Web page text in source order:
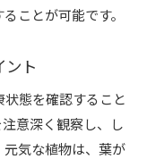
ことが可能です。
ント
態を確認すること
意深く観察し、し
気な植物は、葉が